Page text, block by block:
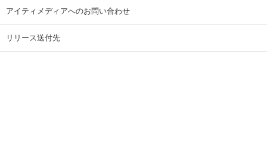
アイティメディアへのお問い合わせ
リリース送付先